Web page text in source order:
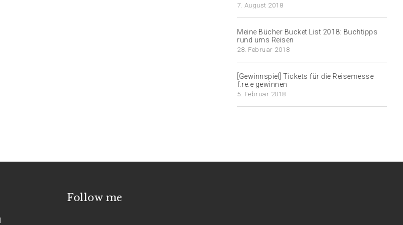
7. August 2018
Meine Bücher Bucket List 2018: Buchtipps
rund ums Reisen
28. Februar 2018
[Gewinnspiel] Tickets für die Reisemesse
f.re.e gewinnen
5. Februar 2018
Follow me